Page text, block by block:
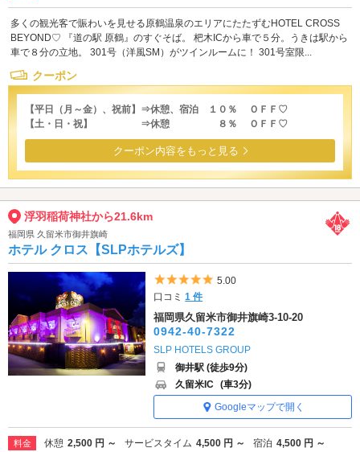
多くの観光客で賑わいを見せる原鶴温泉のエリアにたたずむHOTEL CROSS
BEYOND♡ 『道の駅 原鶴』のすぐそば。 杷木ICから車で５分。うきは駅から
車で８分の立地。 301号（洋風SM）がツインルームに！ 301号室限...
クーポン
【平日（月～金）、祝前】⇒休憩、宿泊 １０％ ＯＦＦ♡
【土・日・祝】 ⇒休憩 ８％ ＯＦＦ♡
クーポン内容をもっと見る
浮羽稲荷神社から21.6km
福岡県 久留米市御井旗崎
ホテル クロス【SLPホテルズ】
5つ星のうち5
5.00
口コミ1 件
福岡県久留米市御井旗崎3-10-20
0942-40-7322
SLP HOTELS GROUP
御井駅 (徒歩9分)
久留米IC (車3分)
Googleマップで開く
料金 休憩 2,500 円 ～ サービスタイム 4,500 円 ～ 宿泊 4,500 円 ～